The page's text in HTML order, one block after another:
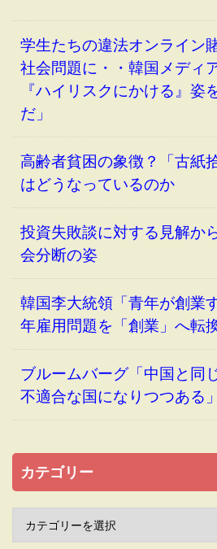
学生たちの違法オンライン
社会問題に・・韓国メディ
『ハイリスクにかける』姿
だ」
高齢者貧困の象徴？「古紙
はどうなっているのか
投資失敗談に対する見解か
会分断の姿
韓国李大統領「青年が創業
年雇用問題を「創業」へ転
ブルームバーグ「中国と同
不適合な国になりつつある」
カテゴリー